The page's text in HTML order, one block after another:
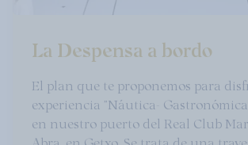
La Despensa a bordo
El plan que te proponemos para
experiencia "Náutica-
en nuestro puerto del Real Club